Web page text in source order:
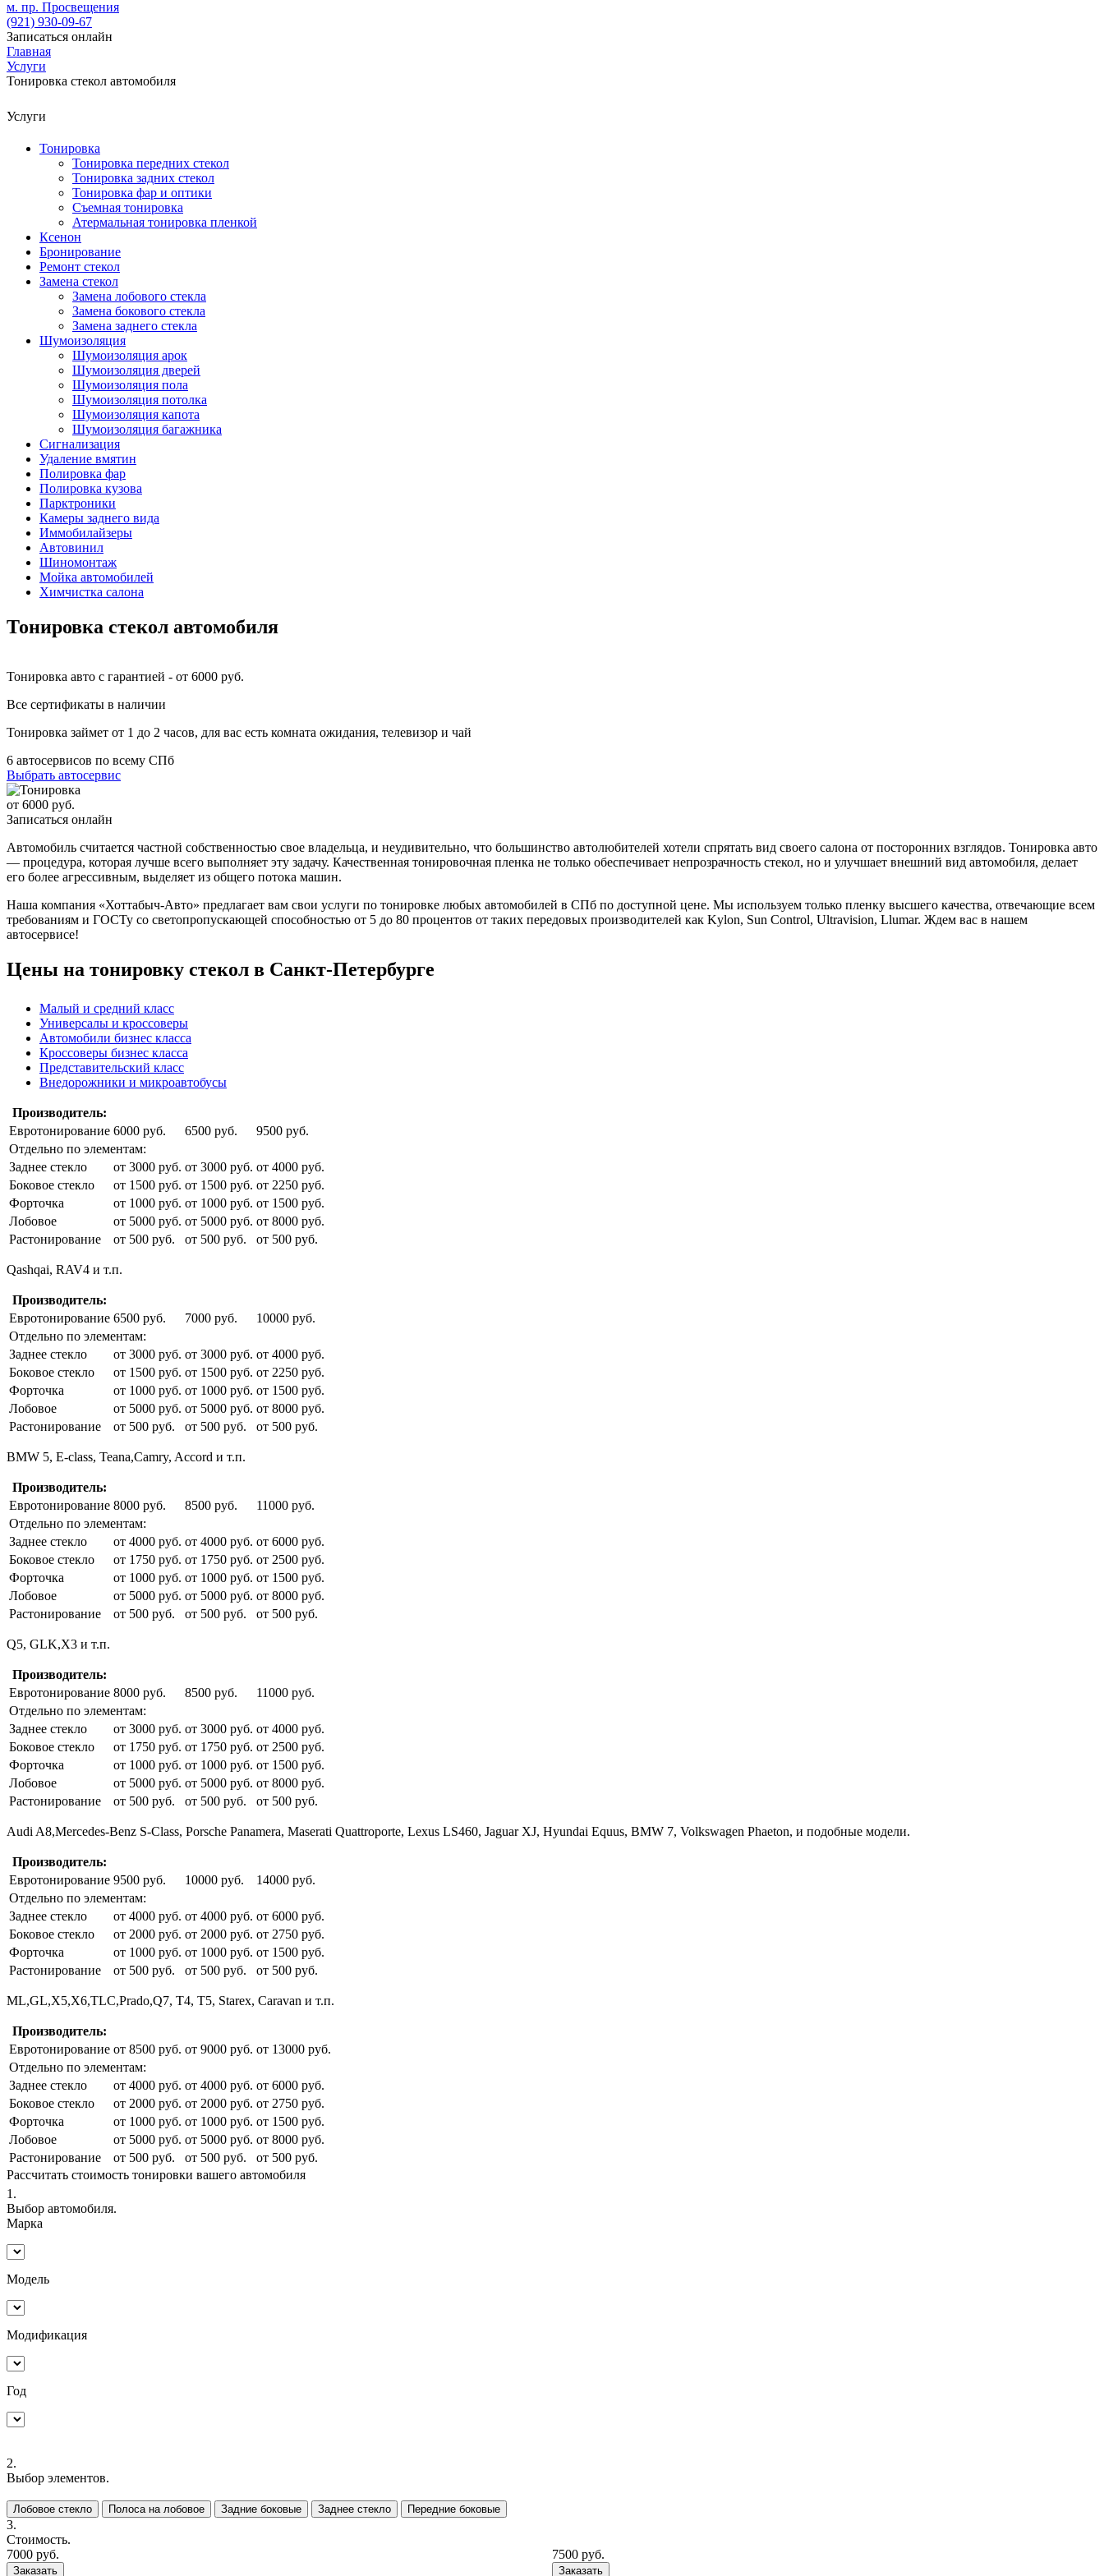
м. пр. Просвещения
(921) 930-09-67
Записаться онлайн
Главная
Услуги
Тонировка стекол автомобиля
Услуги
Тонировка
Тонировка передних стекол
Тонировка задних стекол
Тонировка фар и оптики
Съемная тонировка
Атермальная тонировка пленкой
Ксенон
Бронирование
Ремонт стекол
Замена стекол
Замена лобового стекла
Замена бокового стекла
Замена заднего стекла
Шумоизоляция
Шумоизоляция арок
Шумоизоляция дверей
Шумоизоляция пола
Шумоизоляция потолка
Шумоизоляция капота
Шумоизоляция багажника
Сигнализация
Удаление вмятин
Полировка фар
Полировка кузова
Парктроники
Камеры заднего вида
Иммобилайзеры
Автовинил
Шиномонтаж
Мойка автомобилей
Химчистка салона
Тонировка стекол автомобиля
Тонировка авто с гарантией - от 6000 руб.
Все сертификаты в наличии
Тонировка займет от 1 до 2 часов, для вас есть комната ожидания, телевизор и чай
6 автосервисов по всему СПб
Выбрать автосервис
от 6000 руб.
Записаться онлайн
Автомобиль считается частной собственностью свое владельца, и неудивительно, что большинство автолюбителей хотели спрятать вид своего салона от посторонних взглядов. Тонировка авто
— процедура, которая лучше всего выполняет эту задачу. Качественная тонировочная пленка не только обеспечивает непрозрачность стекол, но и улучшает внешний вид автомобиля, делает
его более агрессивным, выделяет из общего потока машин.
Наша компания «Хоттабыч-Авто» предлагает вам свои услуги по тонировке любых автомобилей в СПб по доступной цене. Мы используем только пленку высшего качества, отвечающие всем
требованиям и ГОСТу со светопропускающей способностью от 5 до 80 процентов от таких передовых производителей как Kylon, Sun Control, Ultravision, Llumar. Ждем вас в нашем
автосервисе!
Цены на тонировку стекол в Санкт-Петербурге
Малый и средний класс
Универсалы и кроссоверы
Автомобили бизнес класса
Кроссоверы бизнес класса
Представительский класс
Внедорожники и микроавтобусы
Производитель:
Евротонирование 6000 руб. 6500 руб.
9500 руб.
Отдельно по элементам:
Заднее стекло
от 3000 руб. от 3000 руб. от 4000 руб.
Боковое стекло
от 1500 руб. от 1500 руб. от 2250 руб.
Форточка
от 1000 руб. от 1000 руб. от 1500 руб.
Лобовое
от 5000 руб. от 5000 руб. от 8000 руб.
Растонирование
от 500 руб. от 500 руб. от 500 руб.
Qashqai, RAV4 и т.п.
Производитель:
Евротонирование 6500 руб. 7000 руб.
10000 руб.
Отдельно по элементам:
Заднее стекло
от 3000 руб. от 3000 руб. от 4000 руб.
Боковое стекло
от 1500 руб. от 1500 руб. от 2250 руб.
Форточка
от 1000 руб. от 1000 руб. от 1500 руб.
Лобовое
от 5000 руб. от 5000 руб. от 8000 руб.
Растонирование
от 500 руб. от 500 руб. от 500 руб.
BMW 5, E-class, Teana,Camry, Accord и т.п.
Производитель:
Евротонирование 8000 руб. 8500 руб.
11000 руб.
Отдельно по элементам:
Заднее стекло
от 4000 руб. от 4000 руб. от 6000 руб.
Боковое стекло
от 1750 руб. от 1750 руб. от 2500 руб.
Форточка
от 1000 руб. от 1000 руб. от 1500 руб.
Лобовое
от 5000 руб. от 5000 руб. от 8000 руб.
Растонирование
от 500 руб. от 500 руб. от 500 руб.
Q5, GLK,X3 и т.п.
Производитель:
Евротонирование 8000 руб. 8500 руб.
11000 руб.
Отдельно по элементам:
Заднее стекло
от 3000 руб. от 3000 руб. от 4000 руб.
Боковое стекло
от 1750 руб. от 1750 руб. от 2500 руб.
Форточка
от 1000 руб. от 1000 руб. от 1500 руб.
Лобовое
от 5000 руб. от 5000 руб. от 8000 руб.
Растонирование
от 500 руб. от 500 руб. от 500 руб.
Audi A8,Mercedes-Benz S-Class, Porsche Panamera, Maserati Quattroporte, Lexus LS460, Jaguar XJ, Hyundai Equus, BMW 7, Volkswagen Phaeton, и подобные модели.
Производитель:
Евротонирование 9500 руб. 10000 руб.
14000 руб.
Отдельно по элементам:
Заднее стекло
от 4000 руб. от 4000 руб. от 6000 руб.
Боковое стекло
от 2000 руб. от 2000 руб. от 2750 руб.
Форточка
от 1000 руб. от 1000 руб. от 1500 руб.
Растонирование
от 500 руб. от 500 руб. от 500 руб.
ML,GL,X5,X6,TLC,Prado,Q7, T4, T5, Starex, Caravan и т.п.
Производитель:
Евротонирование от 8500 руб. от 9000 руб. от 13000 руб.
Отдельно по элементам:
Заднее стекло
от 4000 руб. от 4000 руб. от 6000 руб.
Боковое стекло
от 2000 руб. от 2000 руб. от 2750 руб.
Форточка
от 1000 руб. от 1000 руб. от 1500 руб.
Лобовое
от 5000 руб. от 5000 руб. от 8000 руб.
Растонирование
от 500 руб. от 500 руб.
от 500 руб.
Рассчитать стоимость тонировки вашего автомобиля
1.
Выбор автомобиля.
Марка
Модель
Модификация
Год
2.
Выбор элементов.
Лобовое стекло Полоса на лобовое Задние боковые Заднее стекло Передние боковые
3.
Стоимость.
7000 руб.
Заказать
7500 руб.
Заказать